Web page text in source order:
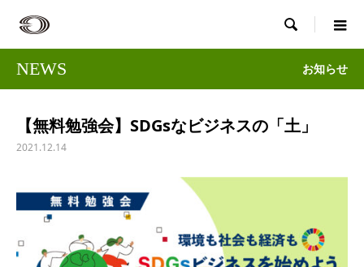

NEWS お知らせ
【無料勉強会】SDGsなビジネスの「土」
2021.12.14